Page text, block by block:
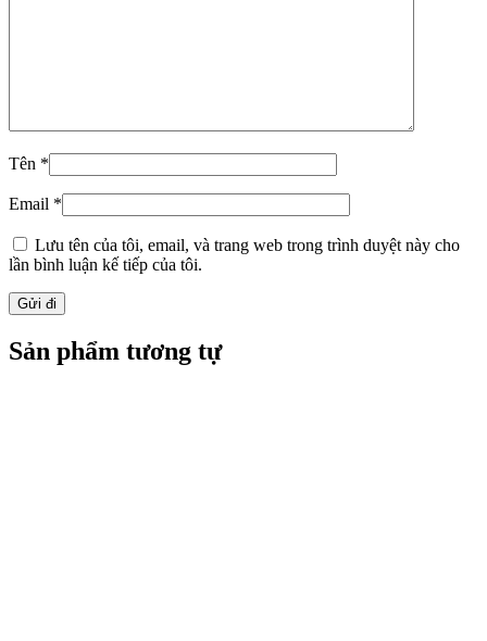
Tên *
Email *
Lưu tên của tôi, email, và trang web trong trình duyệt này cho
lần bình luận kế tiếp của tôi.
Sản phẩm tương tự